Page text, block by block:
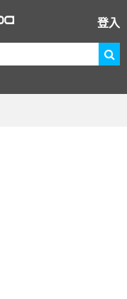
登入